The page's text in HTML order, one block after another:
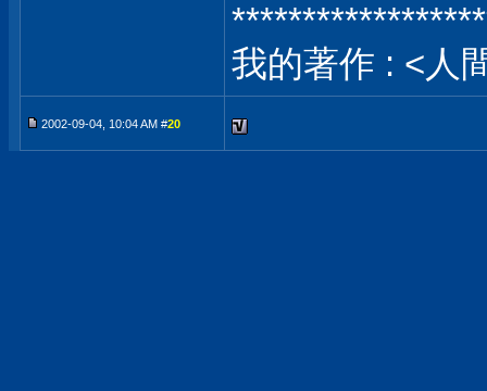
我的著作 : <人
2002-09-04, 10:04 AM #20